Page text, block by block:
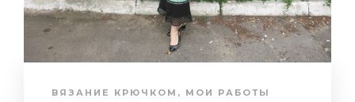
ВЯЗАНИЕ КРЮЧКОМ , МОИ РАБОТЫ